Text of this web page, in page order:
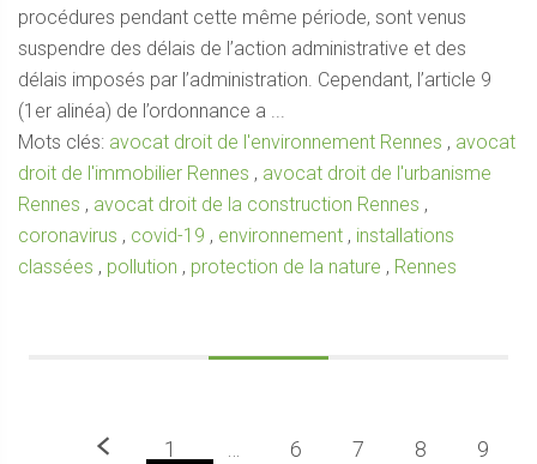
procédures pendant cette même période, sont venus
suspendre des délais de l’action administrative et des
délais imposés par l’administration. Cependant, l’article 9
(1er alinéa) de l’ordonnance a ...
Mots clés: avocat droit de l'environnement Rennes , avocat
droit de l'immobilier Rennes , avocat droit de l'urbanisme
Rennes , avocat droit de la construction Rennes ,
coronavirus , covid-19 , environnement , installations
classées , pollution , protection de la nature , Rennes
Précedent
1 … 6 7 8
9